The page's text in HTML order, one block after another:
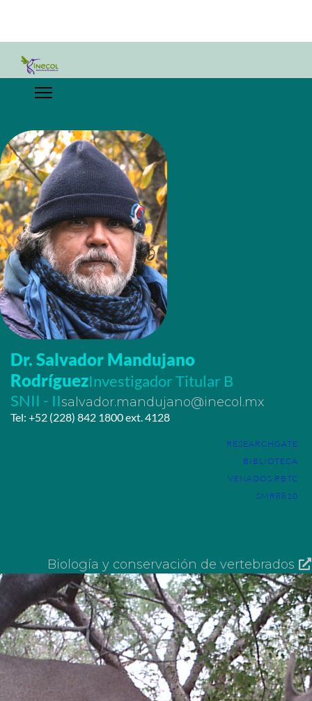
Dr. Salvador Mandujano
RodríguezInvestigador Titular B
SNII - IIsalvador.mandujano@inecol.mx
Tel: +52 (228) 842 1800 ext. 4128
RESEARCHGATE
BIBLIOTECA
VENADOS RBTC
SMR8810
Biología y conservación de vertebrados